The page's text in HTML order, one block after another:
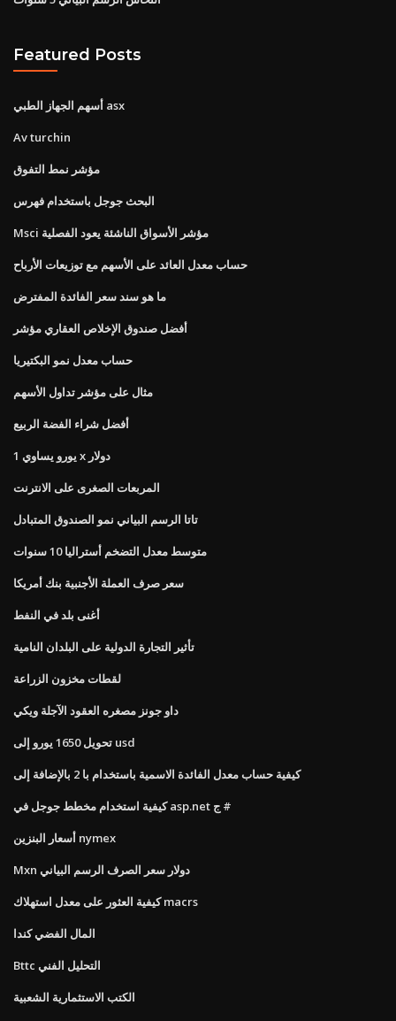
Featured Posts
أسهم الجهاز الطبي asx
Av turchin
مؤشر نمط التفوق
البحث جوجل باستخدام فهرس
Msci مؤشر الأسواق الناشئة يعود الفصلية
حساب معدل العائد على الأسهم مع توزيعات الأرباح
ما هو سند سعر الفائدة المفترض
أفضل صندوق الإخلاص العقاري مؤشر
حساب معدل نمو البكتيريا
مثال على مؤشر تداول الأسهم
أفضل شراء الفضة الربيع
1 يورو يساوي x دولار
المربعات الصغرى على الانترنت
تاتا الرسم البياني نمو الصندوق المتبادل
متوسط ​​معدل التضخم أستراليا 10 سنوات
سعر صرف العملة الأجنبية بنك أمريكا
أغنى بلد في النفط
تأثير التجارة الدولية على البلدان النامية
لقطات مخزون الزراعة
داو جونز مصغره العقود الآجلة ويكي
تحويل 1650 يورو إلى usd
كيفية حساب معدل الفائدة الاسمية باستخدام با 2 بالإضافة إلى
كيفية استخدام مخطط جوجل في asp.net ج #
أسعار البنزين nymex
Mxn دولار سعر الصرف الرسم البياني
كيفية العثور على معدل استهلاك macrs
المال الفضي كندا
Bttc التحليل الفني
الكتب الاستثمارية الشعبية